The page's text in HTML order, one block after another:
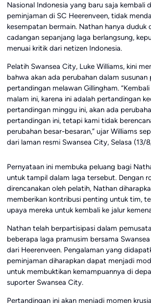
Nasional Indonesia yang baru saja kembali
peminjaman di SC Heerenveen, tidak
kesempatan bermain. Nathan hanya duduk
cadangan sepanjang laga berlangsung,
menuai kritik dari netizen Indonesia.
Pelatih Swansea City, Luke Williams, kini
bahwa akan ada perubahan dalam susunan
pertandingan melawan Gillingham.
malam ini, karena ini adalah pertandingan
pertandingan minggu ini, akan ada
pertandingan ini, tetapi kami tidak
perubahan besar-besaran,” ujar Williams
dari laman resmi Swansea City, Selasa (13/
Pernyataan ini membuka peluang bagi
untuk tampil dalam laga tersebut. Dengan
direncanakan oleh pelatih, Nathan
memberikan kontribusi penting untuk tim,
upaya mereka untuk kembali ke jalur
Nathan telah berpartisipasi dalam
beberapa laga pramusim bersama
dari Heerenveen. Pengalaman yang
peminjaman diharapkan dapat menjadi
untuk membuktikan kemampuannya di
suporter Swansea City.
Pertandingan ini akan menjadi momen